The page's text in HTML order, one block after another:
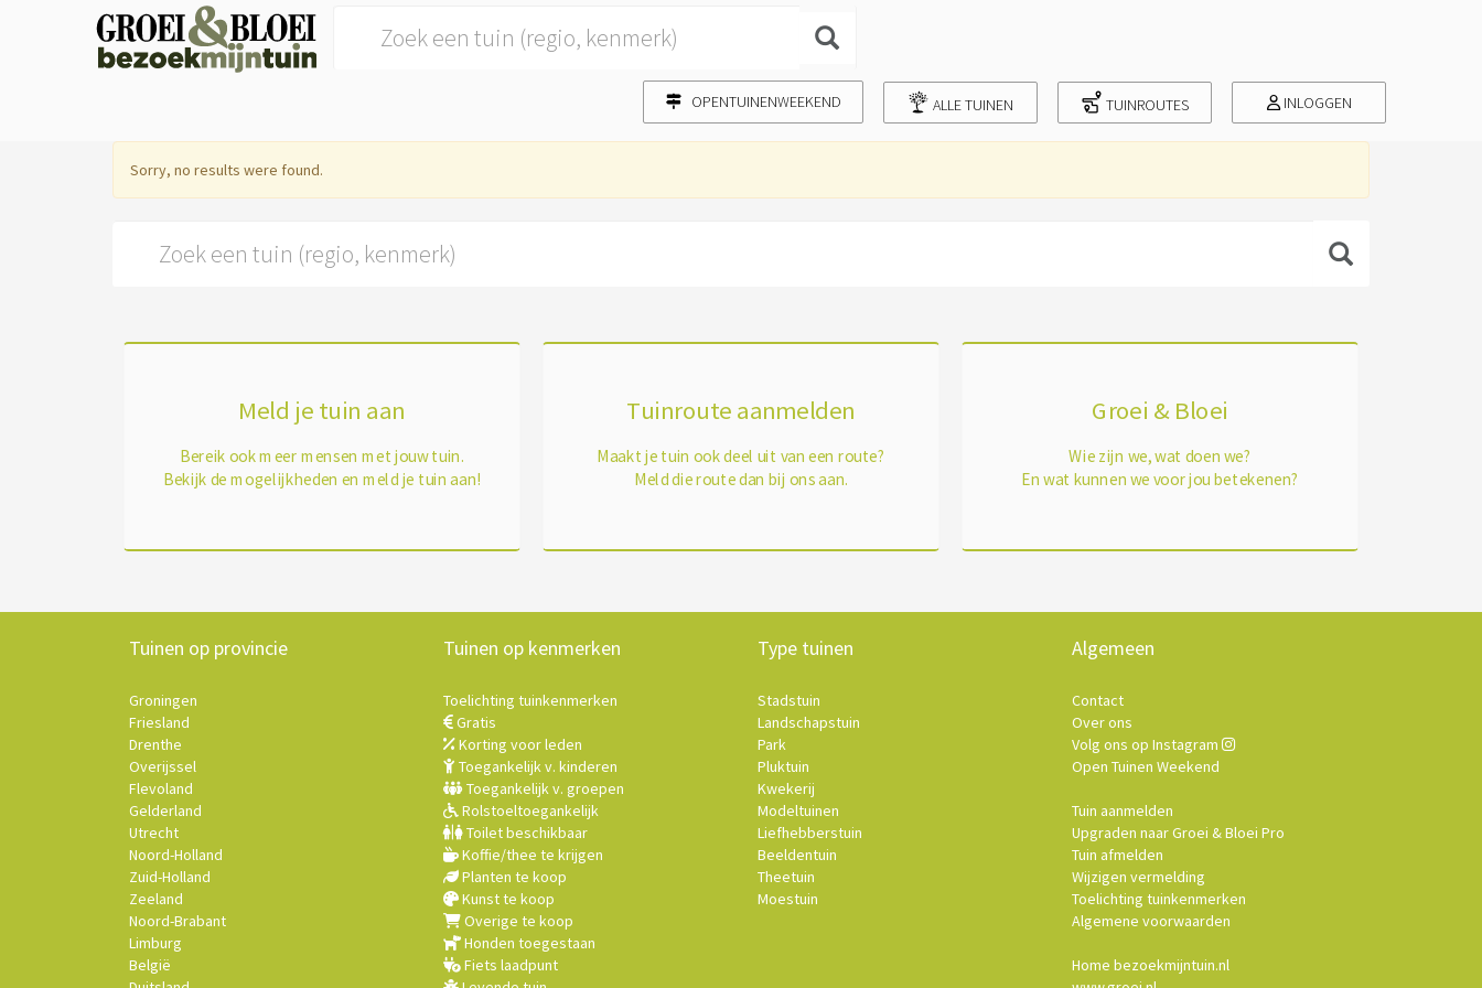
OPENTUINENWEEKEND ALLE TUINEN TUINROUTES INLOGGEN
Sorry, no results were found.
Meld je tuin aan
Bereik ook meer mensen met jouw tuin.
Bekijk de mogelijkheden en meld je tuin aan!
Tuinroute aanmelden
Maakt je tuin ook deel uit van een route?
Meld die route dan bij ons aan.
Groei & Bloei
Wie zijn we, wat doen we?
En wat kunnen we voor jou betekenen?
Tuinen op provincie
Groningen
Friesland
Drenthe
Overijssel
Flevoland
Gelderland
Utrecht
Noord-Holland
Zuid-Holland
Zeeland
Noord-Brabant
Limburg
België
Tuinen op kenmerken
Toelichting tuinkenmerken
Gratis
Korting voor leden
Toegankelijk v. kinderen
Toegankelijk v. groepen
Rolstoeltoegankelijk
Toilet beschikbaar
Koffie/thee te krijgen
Planten te koop
Kunst te koop
Overige te koop
Honden toegestaan
Fiets laadpunt
Type tuinen
Stadstuin
Landschapstuin
Park
Pluktuin
Kwekerij
Modeltuinen
Liefhebberstuin
Beeldentuin
Theetuin
Moestuin
Algemeen
Contact
Over ons
Volg ons op Instagram
Open Tuinen Weekend
Tuin aanmelden
Upgraden naar Groei & Bloei Pro
Tuin afmelden
Wijzigen vermelding
Toelichting tuinkenmerken
Algemene voorwaarden
Home bezoekmijntuin.nl